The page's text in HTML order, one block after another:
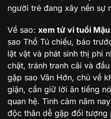
người trẻ đang xây nền sự
Về sao: xem tử vi tuổi
sao Thổ Tú chiếu, báo
lặt vặt và phát sinh thị phi
chặt, tránh tranh cãi và
gặp sao Vân Hớn, chủ về
giận, cần giữ lời ăn tiếng
quan hệ. Tình cảm năm
độc thân dễ gặp đối tượng